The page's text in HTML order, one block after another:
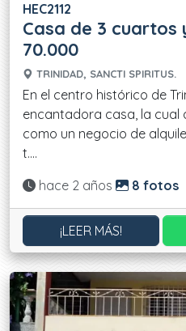
HEC2112
Casa de 3 cuartos
70.000
TRINIDAD, SANCTI SPIRITUS.
En el centro histórico de
encantadora casa, la cual
como un negocio de
t....
Actualizado:
hace 2 años 8 fotos
¡LEER MÁS!